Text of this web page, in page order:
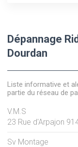
Dépannage
Dourdan
Liste informative et
partie du réseau de
V.M.S
23 Rue d'Arpajon
Sv Montage